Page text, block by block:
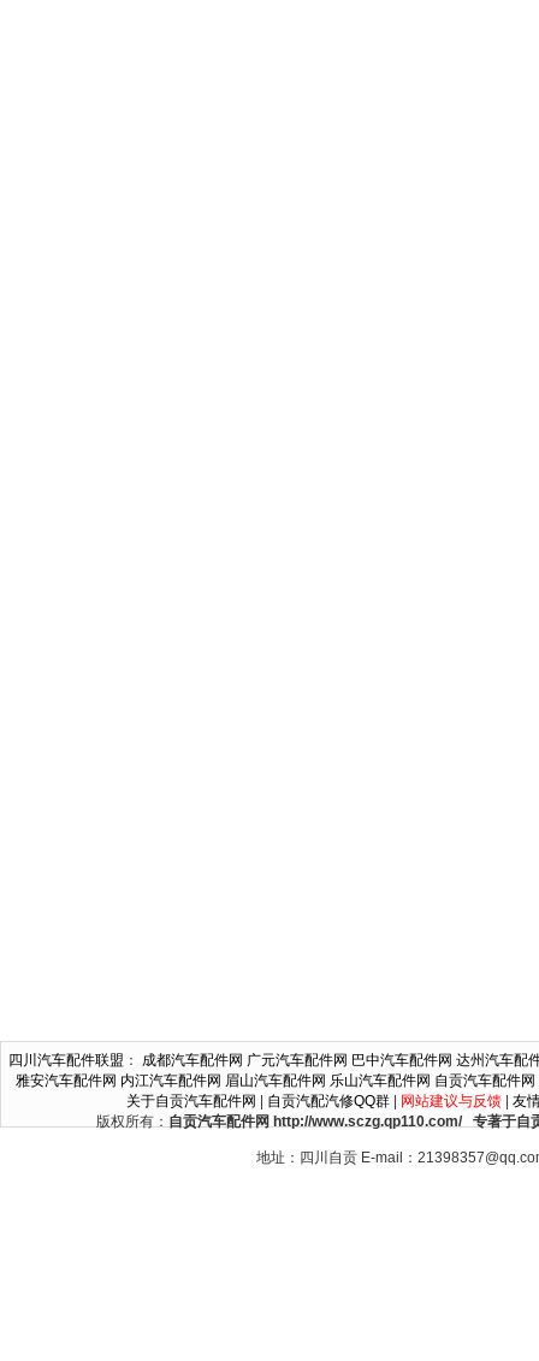
四川汽车配件联盟 ： 成都汽车配件网 广元汽车配件网 巴中汽车配件网 达州汽车配
雅安汽车配件网 内江汽车配件网 眉山汽车配件网 乐山汽车配件网 自贡汽车配件网
关于自贡汽车配件网
自贡汽配汽修QQ群| 网站建议与反馈| 友
版权所有： 自贡汽车配件网 http://www.sczg.qp110.com/ 专著于自
地址：四川自贡 E-mail：